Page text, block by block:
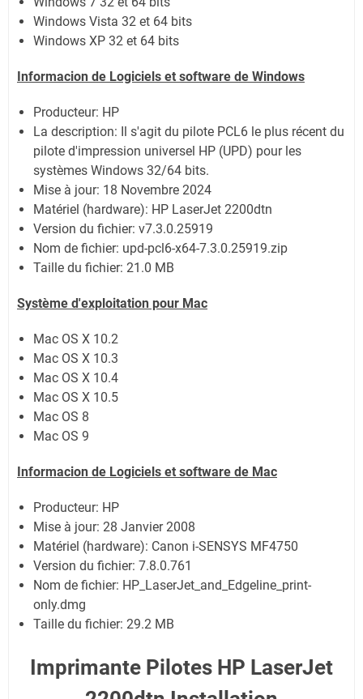
Windows Vista 32 et 64 bits
Windows XP 32 et 64 bits
Informacion de Logiciels et software de Windows
Producteur: HP
La description: Il s'agit du pilote PCL6 le plus récent du
pilote d'impression universel HP (UPD) pour les
systèmes Windows 32/64 bits.
Mise à jour: 18 Novembre 2024
Matériel (hardware): HP LaserJet 2200dtn
Version du fichier: v7.3.0.25919
Nom de fichier: upd-pcl6-x64-7.3.0.25919.zip
Taille du fichier: 21.0 MB
Système d'exploitation pour Mac
Mac OS X 10.2
Mac OS X 10.3
Mac OS X 10.4
Mac OS X 10.5
Mac OS 8
Mac OS 9
Informacion de Logiciels et software de Mac
Producteur: HP
Mise à jour: 28 Janvier 2008
Matériel (hardware): Canon i-SENSYS MF4750
Version du fichier: 7.8.0.761
Nom de fichier: HP_LaserJet_and_Edgeline_print-
only.dmg
Taille du fichier: 29.2 MB
Imprimante Pilotes HP LaserJet